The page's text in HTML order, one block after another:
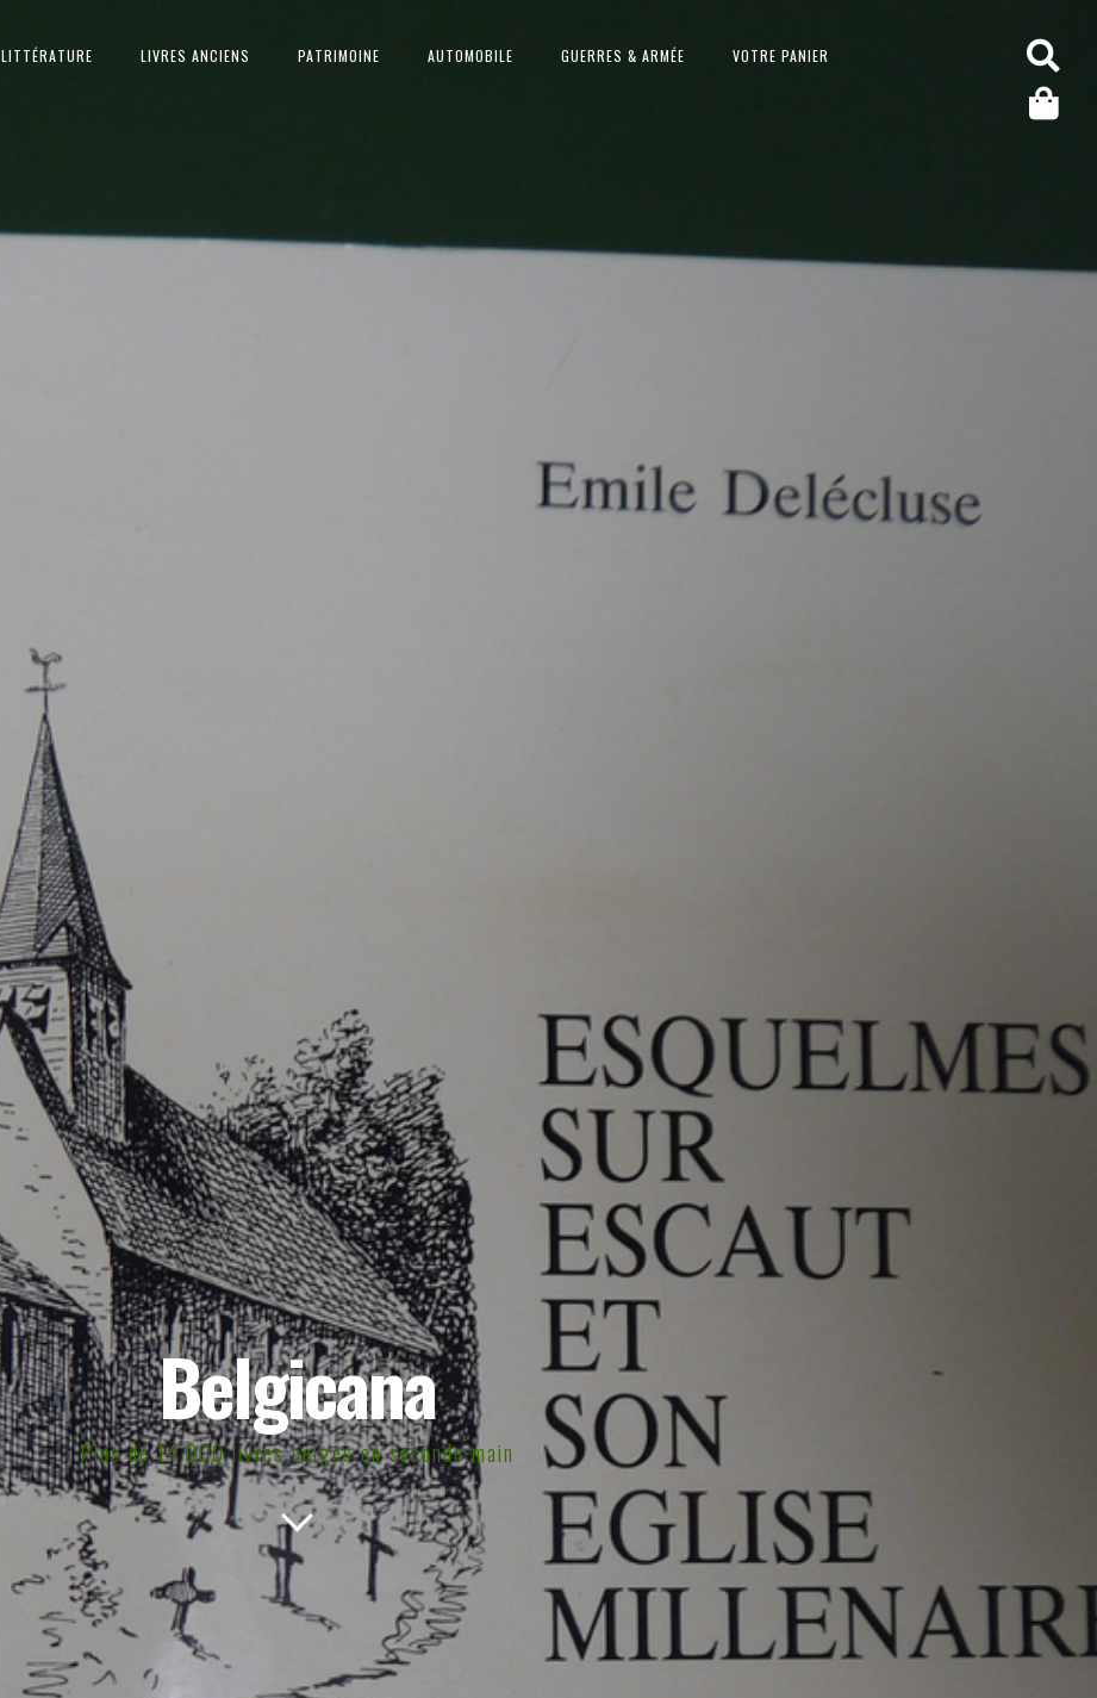
Belgicana
Plus de 14.000 livres belges en seconde main
LITTÉRATURE LIVRES ANCIENS PATRIMOINE AUTOMOBILE GUERRES & ARMÉE VOTRE PANIER